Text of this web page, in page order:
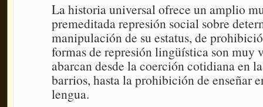
La historia universal ofrece un amplio
premeditada represión social sobre
manipulación de su estatus, de
formas de represión lingüística son muy
abarcan desde la coerción cotidiana en
barrios, hasta la prohibición de enseñar
lengua.